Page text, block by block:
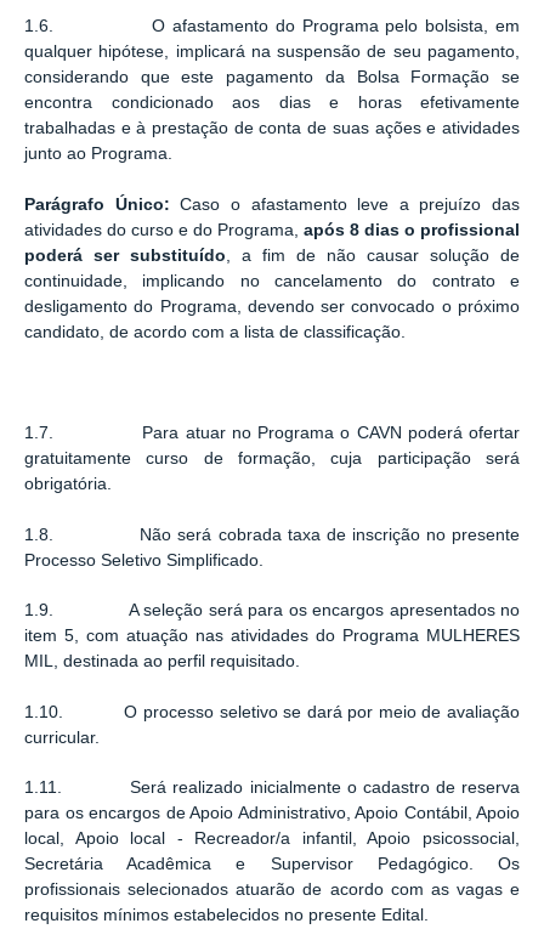
1.6. O afastamento do Programa pelo bolsista, em
qualquer hipótese, implicará na suspensão de seu pagamento,
considerando que este pagamento da Bolsa Formação se
encontra condicionado aos dias e horas efetivamente
trabalhadas e à prestação de conta de suas ações e atividades
junto ao Programa.
Parágrafo Único:Caso o afastamento leve a prejuízo das
atividades do curso e do Programa, após 8 dias o profissional
poderá ser substituído , a fim de não causar solução de
continuidade, implicando no cancelamento do contrato e
desligamento do Programa, devendo ser convocado o próximo
candidato, de acordo com a lista de classificação.
1.7. Para atuar no Programa o CAVN poderá ofertar
gratuitamente curso de formação, cuja participação será
obrigatória.
1.8. Não será cobrada taxa de inscrição no presente
Processo Seletivo Simplificado.
1.9. A seleção será para os encargos apresentados no
item 5, com atuação nas atividades do Programa MULHERES
MIL, destinada ao perfil requisitado.
1.10. O processo seletivo se dará por meio de avaliação
curricular.
1.11. Será realizado inicialmente o cadastro de reserva
para os encargos de Apoio Administrativo, Apoio Contábil, Apoio
local, Apoio local - Recreador/a infantil, Apoio psicossocial,
Secretária Acadêmica e Supervisor Pedagógico. Os
profissionais selecionados atuarão de acordo com as vagas e
requisitos mínimos estabelecidos no presente Edital.